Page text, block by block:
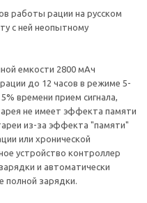
работы рации на русском
с ней неопытному
емкости 2800 мАч
до 12 часов в режиме 5-
времени прием сигнала,
не имеет эффекта памяти
из-за эффекта "памяти"
или хронической
устройство контроллер
и автоматически
полной зарядки.